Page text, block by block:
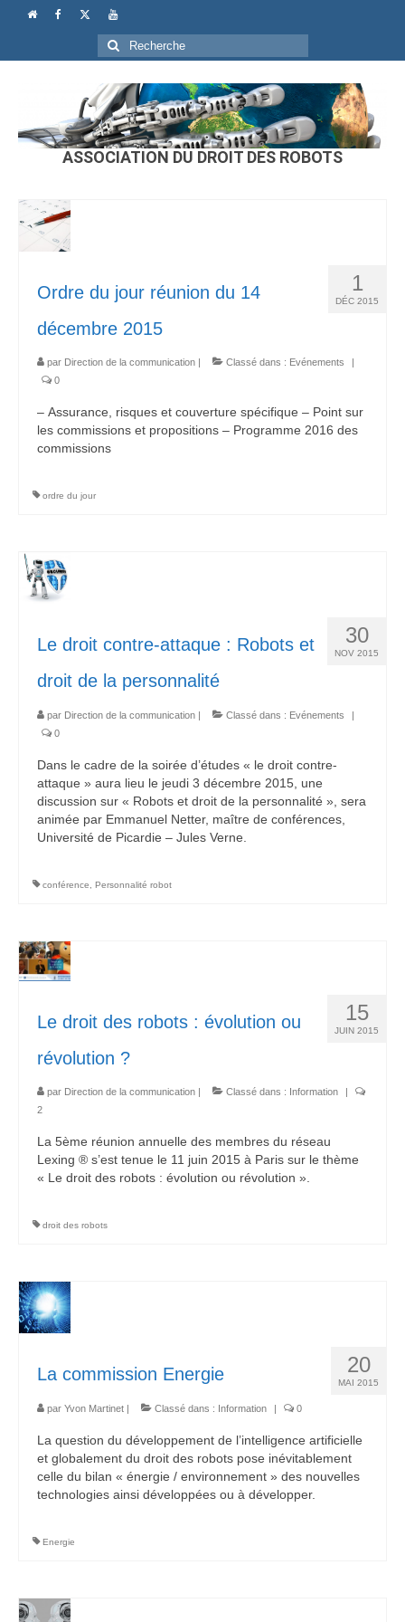
Rechercher
:
ASSOCIATION DU DROIT DES ROBOTS
1
DÉC 2015
Ordre du jour réunion du 14
décembre 2015
par Direction de la communication Classé dans : Evénements
0
– Assurance, risques et couverture spécifique – Point sur
les commissions et propositions – Programme 2016 des
commissions
ordre du jour
30
NOV 2015
Le droit contre-attaque : Robots et
droit de la personnalité
par Direction de la communication | Classé dans : Evénements
|
0
Dans le cadre de la soirée d’études « le droit contre-
attaque » aura lieu le jeudi 3 décembre 2015, une
discussion sur « Robots et droit de la personnalité », sera
animée par Emmanuel Netter, maître de conférences,
Université de Picardie – Jules Verne.
conférence Personnalité robot
15
JUIN 2015
Le droit des robots : évolution ou
révolution ?
par Direction de la communication | Classé dans : Information
|
2
La 5ème réunion annuelle des membres du réseau
Lexing ® s’est tenue le 11 juin 2015 à Paris sur le thème
« Le droit des robots : évolution ou révolution ».
droit des robots
20
MAI 2015
La commission Energie
par Yvon Martinet | Classé dans : Information | 0
La question du développement de l’intelligence artificielle
et globalement du droit des robots pose inévitablement
celle du bilan « énergie / environnement » des nouvelles
technologies ainsi développées ou à développer.
Energie